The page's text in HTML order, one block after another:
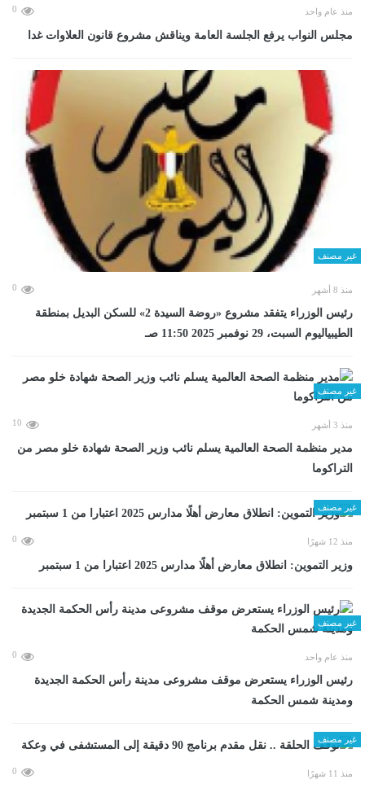
منذ عام واحد 0
مجلس النواب يرفع الجلسة العامة ويناقش مشروع قانون العلاوات غدا
غير مصنف
منذ 8 أشهر 0
رئيس الوزراء يتفقد مشروع «روضة السيدة 2» للسكن البديل بمنطقة
الطيبياليوم السبت، 29 نوفمبر 2025 11:50 صـ
غير مصنف
منذ 3 أشهر 10
مدير منظمة الصحة العالمية يسلم نائب وزير الصحة شهادة خلو مصر من
التراكوما
غير مصنف
منذ 12 شهرًا 0
وزير التموين: انطلاق معارض أهلًا مدارس 2025 اعتبارا من 1 سبتمبر
غير مصنف
منذ عام واحد 0
رئيس الوزراء يستعرض موقف مشروعى مدينة رأس الحكمة الجديدة
ومدينة شمس الحكمة
غير مصنف
منذ 11 شهرًا 0